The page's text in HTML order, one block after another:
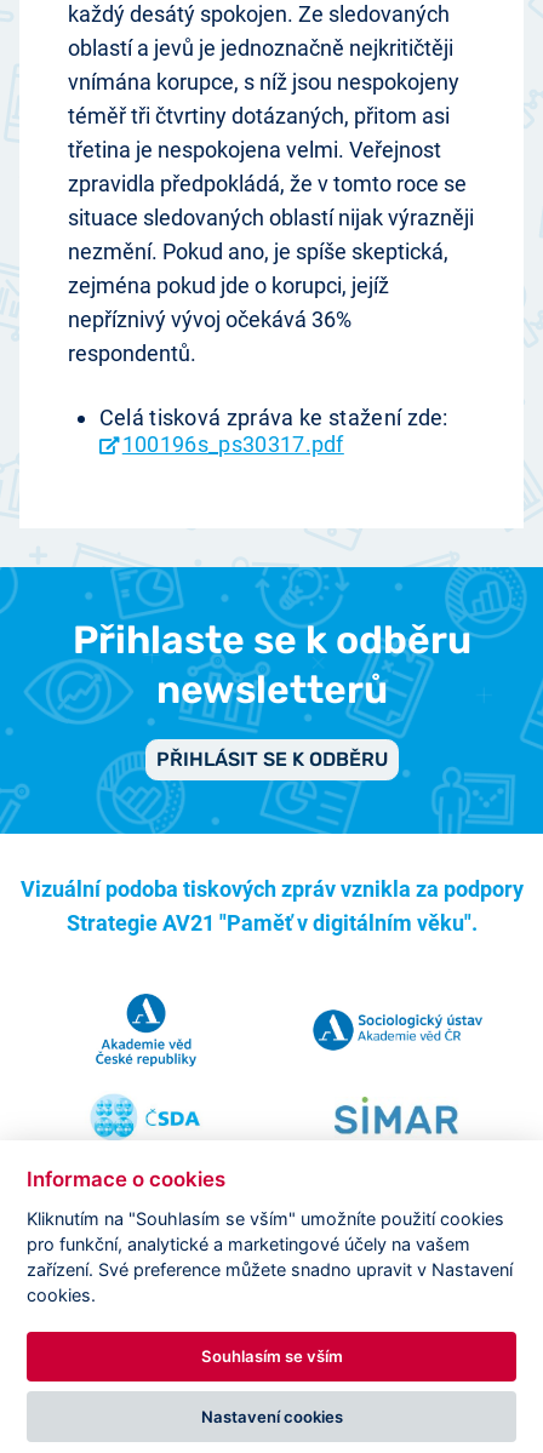
každý desátý spokojen. Ze sledovaných
oblastí a jevů je jednoznačně nejkritičtěji
vnímána korupce, s níž jsou nespokojeny
téměř tři čtvrtiny dotázaných, přitom asi
třetina je nespokojena velmi. Veřejnost
zpravidla předpokládá, že v tomto roce se
situace sledovaných oblastí nijak výrazněji
nezmění. Pokud ano, je spíše skeptická,
zejména pokud jde o korupci, jejíž
nepříznivý vývoj očekává 36%
respondentů.
Celá tisková zpráva ke stažení zde:
100196s_ps30317.pdf
Přihlaste se k odběru
newsletterů
PŘIHLÁSIT SE K ODBĚRU
Vizuální podoba tiskových zpráv vznikla za podpory
Strategie AV21 "Paměť v digitálním věku".
Copyright © CVVM | Právní ujednání| Nastavení cookies
Prohlášení o zpracování osobních údajů
DESIGNED BY PRINCIPAL WEBDEV
Informace o cookies
Kliknutím na "Souhlasím se vším" umožníte použití cookies
pro funkční, analytické a marketingové účely na vašem
zařízení. Své preference můžete snadno upravit v Nastavení
cookies.
Souhlasím se vším
Nastavení cookies